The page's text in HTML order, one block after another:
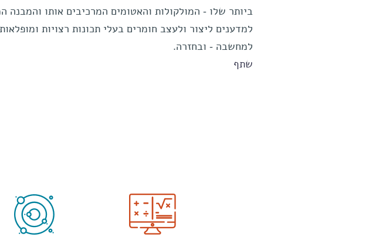
ביותר שלו - המולקולות והאטומים המרכיבים אותו
למדענים ליצור ולעצב חומרים בעלי תכונות רצויות
למחשבה - ובחזרה.
שתף